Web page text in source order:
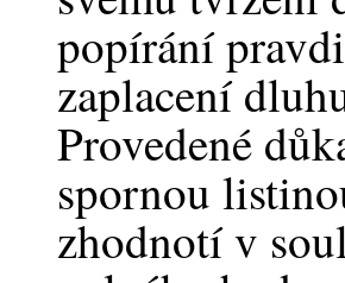
popírání
zaplacení
Provedené
spornou
zhodnotí v